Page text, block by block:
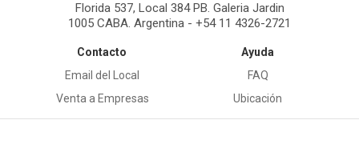
Florida 537, Local 384 PB. Galeria Jardin
1005 CABA. Argentina - +54 11 4326-2721
Contacto
Email del Local
Venta a Empresas
Ayuda
FAQ
Ubicación